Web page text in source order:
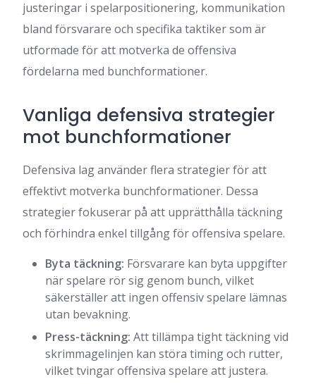
justeringar i spelarpositionering, kommunikation
bland försvarare och specifika taktiker som är
utformade för att motverka de offensiva
fördelarna med bunchformationer.
Vanliga defensiva strategier
mot bunchformationer
Defensiva lag använder flera strategier för att
effektivt motverka bunchformationer. Dessa
strategier fokuserar på att upprätthålla täckning
och förhindra enkel tillgång för offensiva spelare.
Byta täckning: Försvarare kan byta uppgifter
när spelare rör sig genom bunch, vilket
säkerställer att ingen offensiv spelare lämnas
utan bevakning.
Press-täckning: Att tillämpa tight täckning vid
skrimmagelinjen kan störa timing och rutter,
vilket tvingar offensiva spelare att justera.